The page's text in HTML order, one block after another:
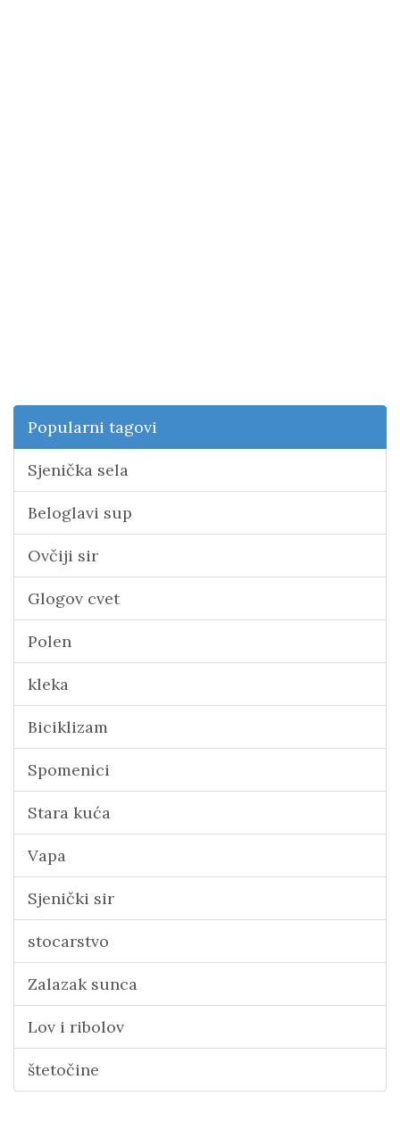
Popularni tagovi
Sjenička sela
Beloglavi sup
Ovčiji sir
Glogov cvet
Polen
kleka
Biciklizam
Spomenici
Stara kuća
Vapa
Sjenički sir
stocarstvo
Zalazak sunca
Lov i ribolov
štetočine